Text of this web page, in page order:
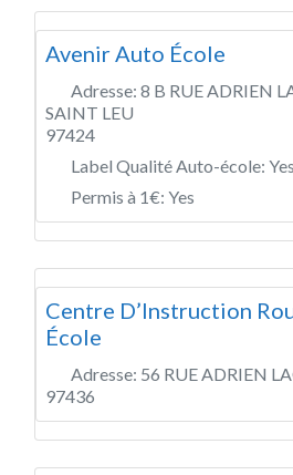
Avenir Auto École
Adresse: 8 B RUE ADRIEN
SAINT LEU
97424
Label Qualité Auto-école: Yes
Permis à 1€: Yes
Centre D’Instruction
École
Adresse: 56 RUE ADRIEN
97436